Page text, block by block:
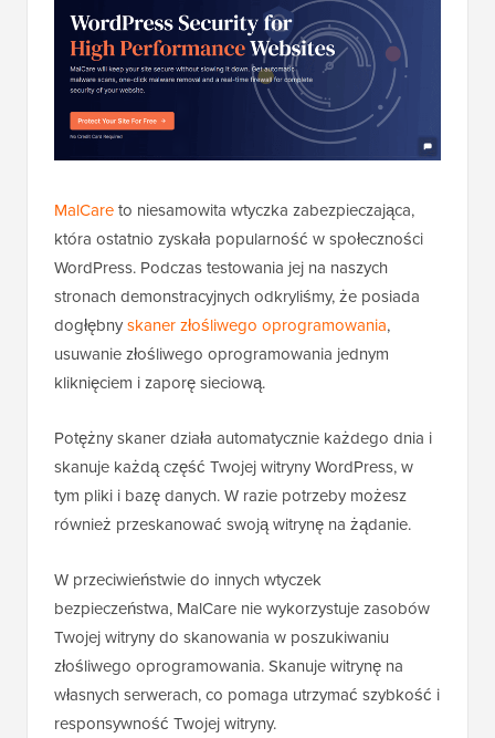
MalCareto niesamowita wtyczka zabezpieczająca,
która ostatnio zyskała popularność w społeczności
WordPress. Podczas testowania jej na naszych
stronach demonstracyjnych odkryliśmy, że posiada
dogłębnyskaner złośliwego oprogramowania,
usuwanie złośliwego oprogramowania jednym
kliknięciem i zaporę sieciową.
Potężny skaner działa automatycznie każdego dnia i
skanuje każdą część Twojej witryny WordPress, w
tym pliki i bazę danych. W razie potrzeby możesz
również przeskanować swoją witrynę na żądanie.
W przeciwieństwie do innych wtyczek
bezpieczeństwa, MalCare nie wykorzystuje zasobów
Twojej witryny do skanowania w poszukiwaniu
złośliwego oprogramowania. Skanuje witrynę na
własnych serwerach, co pomaga utrzymać szybkość i
responsywność Twojej witryny.